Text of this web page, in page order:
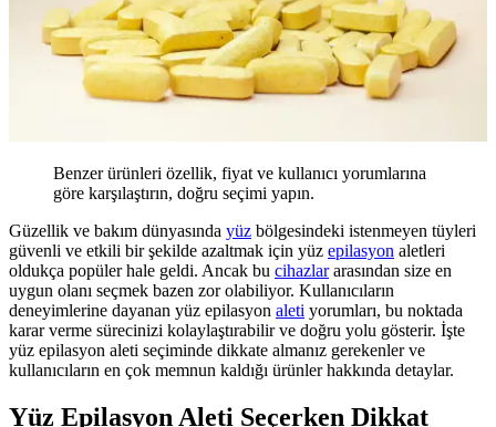
Benzer ürünleri özellik, fiyat ve kullanıcı yorumlarına
göre karşılaştırın, doğru seçimi yapın.
Güzellik ve bakım dünyasında yüz bölgesindeki istenmeyen tüyleri
güvenli ve etkili bir şekilde azaltmak için yüz epilasyon aletleri
oldukça popüler hale geldi. Ancak bu cihazlararasından size en
uygun olanı seçmek bazen zor olabiliyor. Kullanıcıların
deneyimlerine dayanan yüz epilasyon aleti yorumları, bu noktada
karar verme sürecinizi kolaylaştırabilir ve doğru yolu gösterir. İşte
yüz epilasyon aleti seçiminde dikkate almanız gerekenler ve
kullanıcıların en çok memnun kaldığı ürünler hakkında detaylar.
Yüz Epilasyon Aleti Seçerken Dikkat